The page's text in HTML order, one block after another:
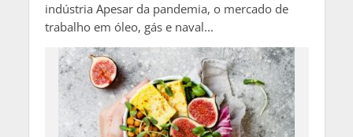
indústria Apesar da pandemia, o mercado de
trabalho em óleo, gás e naval...